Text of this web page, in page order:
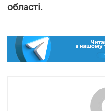
області.